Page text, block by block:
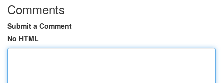
Comments
Submit a Comment
No HTML